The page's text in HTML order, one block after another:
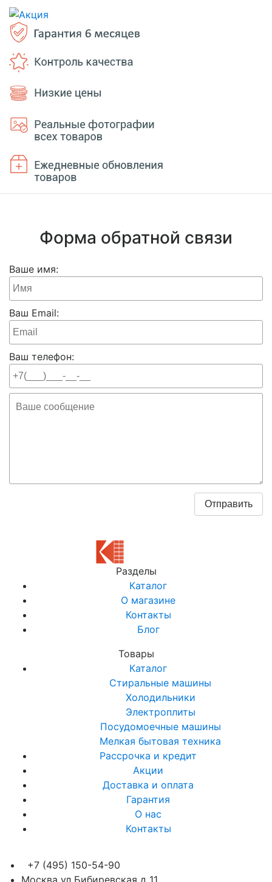
Форма обратной связи
Ваше имя:
Ваш Email:
Ваш телефон:
Разделы
Каталог
О магазине
Контакты
Блог
Товары
Каталог
Стиральные машины
Холодильники
Электроплиты
Посудомоечные машины
Мелкая бытовая техника
Рассрочка и кредит
Акции
Доставка и оплата
Гарантия
О нас
Контакты
+7 (495) 150-54-90